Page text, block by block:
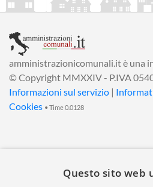
amministrazionicomunali.it è una
© Copyright MMXXIV - P.IVA
Informazioni sul servizio |
Cookies • Time 0.0128
Questo sito web